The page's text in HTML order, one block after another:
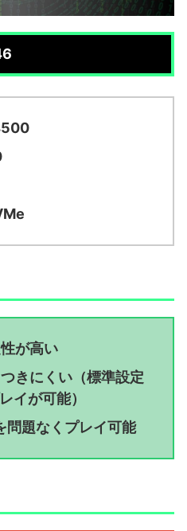
が高い
きにくい（標準設定
イが可能）
問題なくプレイ可能